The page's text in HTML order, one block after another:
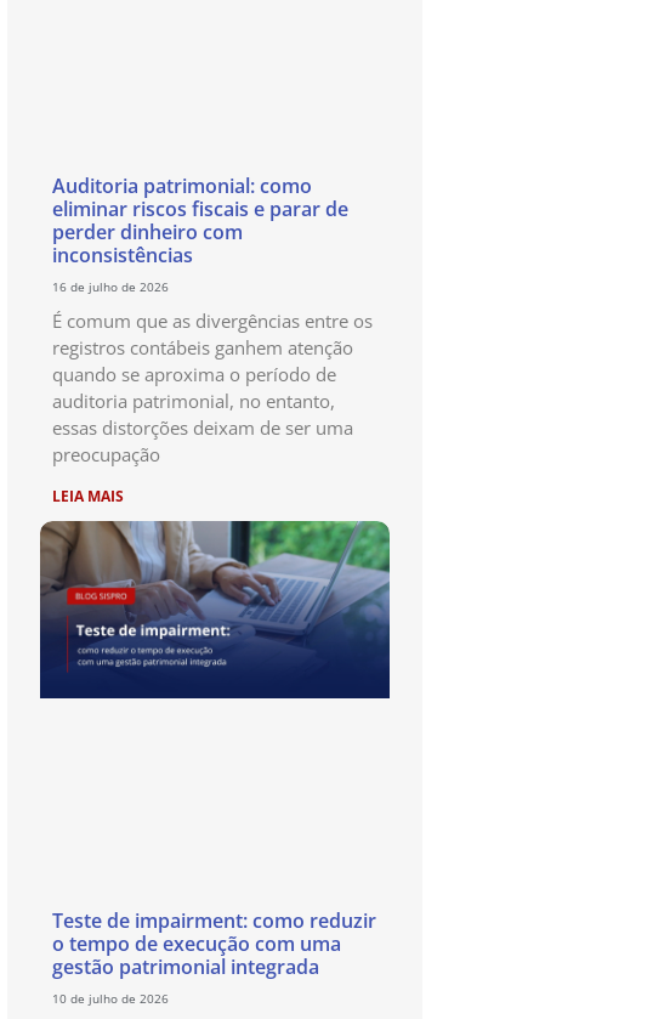
Auditoria patrimonial: como
eliminar riscos fiscais e parar de
perder dinheiro com
inconsistências
16 de julho de 2026
É comum que as divergências entre os
registros contábeis ganhem atenção
quando se aproxima o período de
auditoria patrimonial, no entanto,
essas distorções deixam de ser uma
preocupação
LEIA MAIS
Teste de impairment: como reduzir
o tempo de execução com uma
gestão patrimonial integrada
10 de julho de 2026